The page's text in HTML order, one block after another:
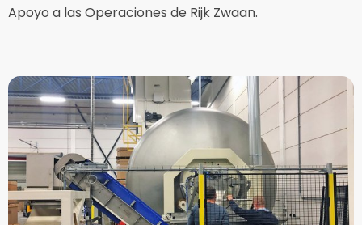
Apoyo a las Operaciones de Rijk Zwaan.